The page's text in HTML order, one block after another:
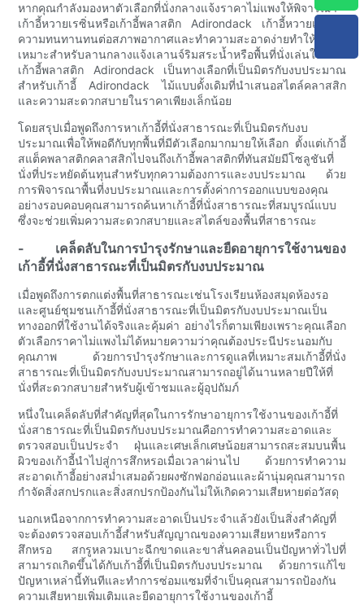
หากคุณกำลังมองหาตัวเลือกที่นั่งกลางแจ้งราคาไม่แพงให้พิจารณา
เก้าอี้หวายเรซิ่นหรือเก้าอี้พลาสติก Adirondack เก้าอี้หวายเรซินมี
ความทนทานทนต่อสภาพอากาศและทำความสะอาดง่ายทำให้
เหมาะสำหรับลานกลางแจ้งเลานจ์ริมสระน้ำหรือพื้นที่นั่งเล่นในสวน
เก้าอี้พลาสติก Adirondack เป็นทางเลือกที่เป็นมิตรกับงบประมาณ
สำหรับเก้าอี้ Adirondack ไม้แบบดั้งเดิมที่นำเสนอสไตล์คลาสสิก
และความสะดวกสบายในราคาเพียงเล็กน้อย
โดยสรุปเมื่อพูดถึงการหาเก้าอี้ที่นั่งสาธารณะที่เป็นมิตรกับงบ
ประมาณเพื่อให้พอดีกับทุกพื้นที่มีตัวเลือกมากมายให้เลือก ตั้งแต่เก้าอี้
สแต็คพลาสติกคลาสสิกไปจนถึงเก้าอี้พลาสติกที่ทันสมัยมีโซลูชันที่
นั่งที่ประหยัดต้นทุนสำหรับทุกความต้องการและงบประมาณ ด้วย
การพิจารณาพื้นที่งบประมาณและการตั้งค่าการออกแบบของคุณ
อย่างรอบคอบคุณสามารถค้นหาเก้าอี้ที่นั่งสาธารณะที่สมบูรณ์แบบ
ซึ่งจะช่วยเพิ่มความสะดวกสบายและสไตล์ของพื้นที่สาธารณะ
- เคล็ดลับในการบำรุงรักษาและยืดอายุการใช้งานของ
เก้าอี้ที่นั่งสาธารณะที่เป็นมิตรกับงบประมาณ
เมื่อพูดถึงการตกแต่งพื้นที่สาธารณะเช่นโรงเรียนห้องสมุดห้องรอ
และศูนย์ชุมชนเก้าอี้ที่นั่งสาธารณะที่เป็นมิตรกับงบประมาณเป็น
ทางออกที่ใช้งานได้จริงและคุ้มค่า อย่างไรก็ตามเพียงเพราะคุณเลือก
ตัวเลือกราคาไม่แพงไม่ได้หมายความว่าคุณต้องประนีประนอมกับ
คุณภาพ ด้วยการบำรุงรักษาและการดูแลที่เหมาะสมเก้าอี้ที่นั่ง
สาธารณะที่เป็นมิตรกับงบประมาณสามารถอยู่ได้นานหลายปีให้ที่
นั่งที่สะดวกสบายสำหรับผู้เข้าชมและผู้อุปถัมภ์
หนึ่งในเคล็ดลับที่สำคัญที่สุดในการรักษาอายุการใช้งานของเก้าอี้ที่
นั่งสาธารณะที่เป็นมิตรกับงบประมาณคือการทำความสะอาดและ
ตรวจสอบเป็นประจำ ฝุ่นและเศษเล็กเศษน้อยสามารถสะสมบนพื้น
ผิวของเก้าอี้นำไปสู่การสึกหรอเมื่อเวลาผ่านไป ด้วยการทำความ
สะอาดเก้าอี้อย่างสม่ำเสมอด้วยผงซักฟอกอ่อนและผ้านุ่มคุณสามารถ
กำจัดสิ่งสกปรกและสิ่งสกปรกป้องกันไม่ให้เกิดความเสียหายต่อวัสดุ
นอกเหนือจากการทำความสะอาดเป็นประจำแล้วยังเป็นสิ่งสำคัญที่
จะต้องตรวจสอบเก้าอี้สำหรับสัญญาณของความเสียหายหรือการ
สึกหรอ สกรูหลวมเบาะฉีกขาดและขาสั่นคลอนเป็นปัญหาทั่วไปที่
สามารถเกิดขึ้นได้กับเก้าอี้ที่เป็นมิตรกับงบประมาณ ด้วยการแก้ไข
ปัญหาเหล่านี้ทันทีและทำการซ่อมแซมที่จำเป็นคุณสามารถป้องกัน
ความเสียหายเพิ่มเติมและยืดอายุการใช้งานของเก้าอี้